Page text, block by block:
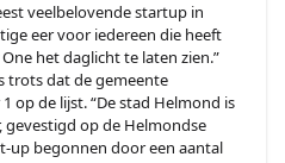
veelbelovende startup in
eer voor iedereen die heeft
het daglicht te laten zien.”
trots dat de gemeente
op de lijst. “De stad Helmond is
op de Helmondse
up begonnen door een aantal